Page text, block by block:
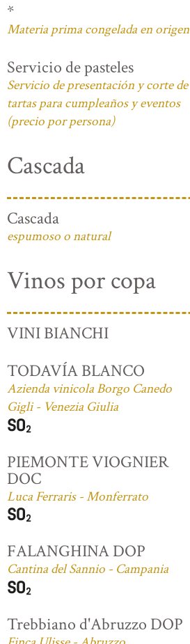
*
Materia prima congelada en origen
Servicio de pasteles
Servicio de presentación y corte de
tartas para cumpleaños y eventos
(precio por persona)
Cascada
Cascada
espumoso o natural
Vinos por copa
VINI BIANCHI
TODAVÍA BLANCO
Azienda vinicola Borgo Canedo
Gigli - Venezia Giulia
PIEMONTE VIOGNIER
DOC
Luca Ferraris - Monferrato
FALANGHINA DOP
Cantina del Sannio - Campania
Trebbiano d'Abruzzo DOP